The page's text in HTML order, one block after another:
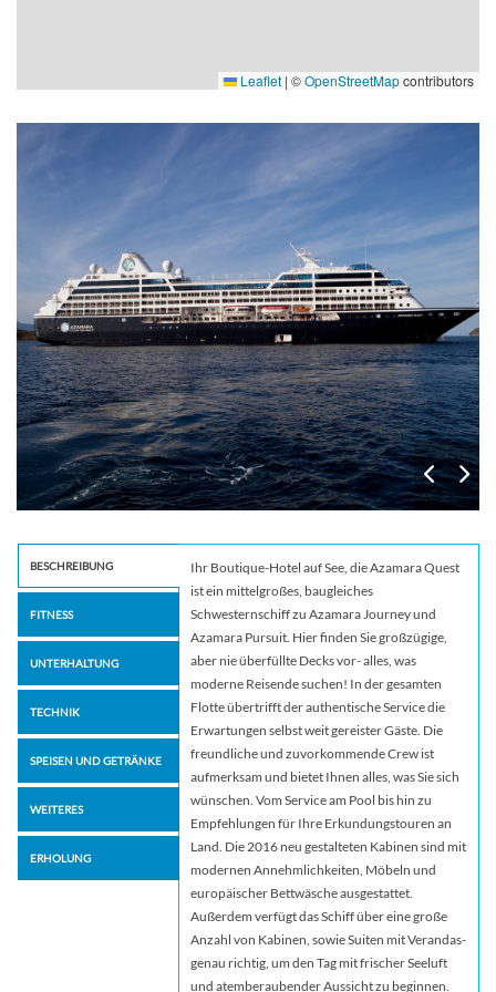
Leaflet | ©OpenStreetMapcontributors
BESCHREIBUNG
FITNESS
UNTERHALTUNG
TECHNIK
SPEISEN UND GETRÄNKE
WEITERES
ERHOLUNG
Ihr Boutique-Hotel auf See, die Azamara Quest
ist ein mittelgroßes, baugleiches
Schwesternschiff zu Azamara Journey und
Azamara Pursuit. Hier finden Sie großzügige,
aber nie überfüllte Decks vor- alles, was
moderne Reisende suchen! In der gesamten
Flotte übertrifft der authentische Service die
Erwartungen selbst weit gereister Gäste. Die
freundliche und zuvorkommende Crew ist
aufmerksam und bietet Ihnen alles, was Sie sich
wünschen. Vom Service am Pool bis hin zu
Empfehlungen für Ihre Erkundungstouren an
Land. Die 2016 neu gestalteten Kabinen sind mit
modernen Annehmlichkeiten, Möbeln und
europäischer Bettwäsche ausgestattet.
Außerdem verfügt das Schiff über eine große
Anzahl von Kabinen, sowie Suiten mit Verandas-
genau richtig, um den Tag mit frischer Seeluft
und atemberaubender Aussicht zu beginnen.